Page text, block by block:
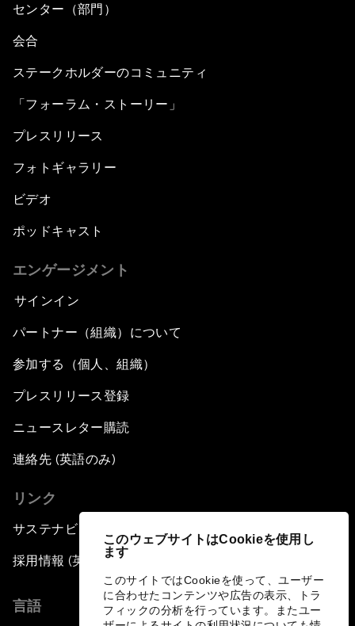
このウェブサイトはCookieを使用し
ます
このサイトではCookieを使って、ユーザー
に合わせたコンテンツや広告の表示、トラ
フィックの分析を行っています。またユー
センター（部門）
会合
ステークホルダーのコミュニティ
「フォーラム・ストーリー」
プレスリリース
フォトギャラリー
ビデオ
ポッドキャスト
エンゲージメント
サインイン
パートナー（組織）について
参加する（個人、組織）
プレスリリース登録
ニュースレター購読
連絡先 (英語のみ)
リンク
サステナビリティへの取り組み
採用情報 (英語のみ)
言語